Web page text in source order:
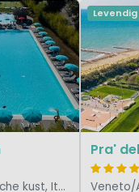
Veneto/Adriatische kust, Italië
Levendig
Pra'